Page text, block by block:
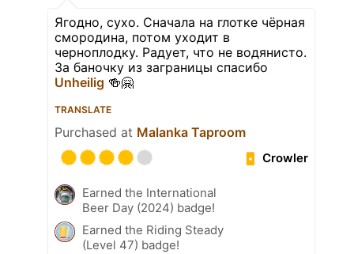
Ягодно, сухо. Сначала на глотке чёрная
смородина, потом уходит в
черноплодку. Радует, что не водянисто.
За баночку из заграницы спасибо
Unheilig 🍻🤗
TRANSLATE
Purchased at Malanka Taproom
Crowler
Earned the International
Beer Day (2024) badge!
Earned the Riding Steady
(Level 47) badge!